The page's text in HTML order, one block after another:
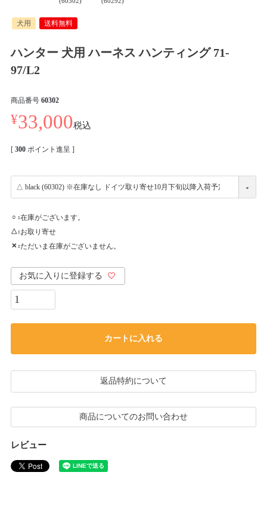
犬用 送料無料
ハンター 犬用 ハーネス ハンティング 71-
97/L2
商品番号 60302
¥33,000税込
[ 300 ポイント進呈 ]
○ 在庫がございます。
△ お取り寄せ
✕ ただいま在庫がございません。
お気に入りに登録する
カートに入れる
返品特約について
商品についてのお問い合わせ
レビュー